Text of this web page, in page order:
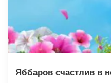
Яббаров счастлив в